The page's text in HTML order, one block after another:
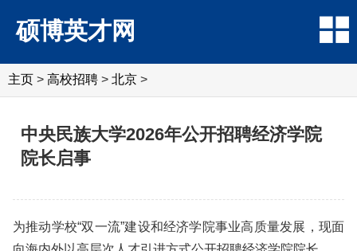
硕博英才网
主页 > 高校招聘 > 北京 >
中央民族大学2026年公开招聘经济学院
院长启事
为推动学校“双一流”建设和经济学院事业高质量发展，现面